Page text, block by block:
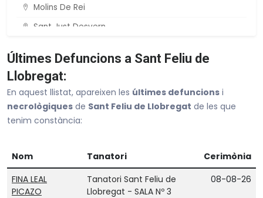
Molins De Rei
Sant Just Desvern
Cornellà De Llobregat
Esplugues De Llobregat
Veure tot Barcelona
Últimes Defuncions a Sant Feliu de
Llobregat:
En aquest llistat, apareixen les últimes defuncions i
necrològiques de Sant Feliu de Llobregat de les que
tenim constància:
Nom Tanatori
Cerimònia
FINA LEAL
PICAZO
Tanatori Sant Feliu de
Llobregat - SALA Nº 3
08-08-26